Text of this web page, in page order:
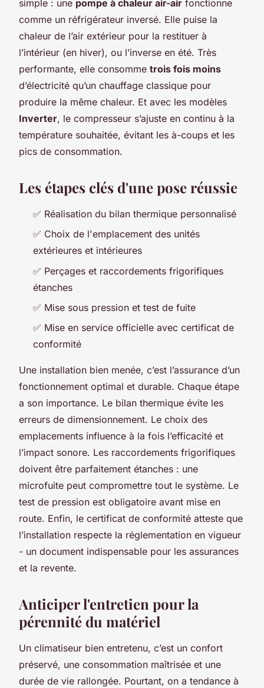
simple : une pompe à chaleur air-air fonctionne
comme un réfrigérateur inversé. Elle puise la
chaleur de l’air extérieur pour la restituer à
l’intérieur (en hiver), ou l’inverse en été. Très
performante, elle consomme trois fois moins
d’électricité qu’un chauffage classique pour
produire la même chaleur. Et avec les modèles
Inverter, le compresseur s’ajuste en continu à la
température souhaitée, évitant les à-coups et les
pics de consommation.
Les étapes clés d'une pose réussie
✅ Réalisation du bilan thermique personnalisé
✅ Choix de l'emplacement des unités
extérieures et intérieures
✅ Perçages et raccordements frigorifiques
étanches
✅ Mise sous pression et test de fuite
✅ Mise en service officielle avec certificat de
conformité
Une installation bien menée, c’est l’assurance d’un
fonctionnement optimal et durable. Chaque étape
a son importance. Le bilan thermique évite les
erreurs de dimensionnement. Le choix des
emplacements influence à la fois l’efficacité et
l’impact sonore. Les raccordements frigorifiques
doivent être parfaitement étanches : une
microfuite peut compromettre tout le système. Le
test de pression est obligatoire avant mise en
route. Enfin, le certificat de conformité atteste que
l’installation respecte la réglementation en vigueur
- un document indispensable pour les assurances
et la revente.
Anticiper l'entretien pour la
pérennité du matériel
Un climatiseur bien entretenu, c’est un confort
préservé, une consommation maîtrisée et une
durée de vie rallongée. Pourtant, on a tendance à